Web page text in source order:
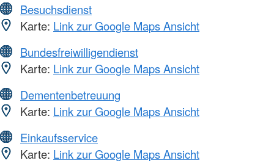
Besuchsdienst
Karte: Link zur Google Maps Ansicht
Bundesfreiwilligendienst
Karte: Link zur Google Maps Ansicht
Dementenbetreuung
Karte: Link zur Google Maps Ansicht
Einkaufsservice
Karte: Link zur Google Maps Ansicht